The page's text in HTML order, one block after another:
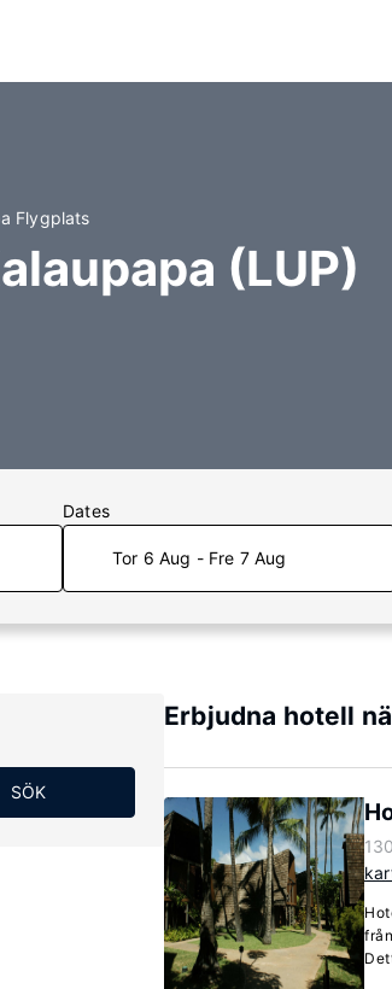
Flygplats
(LUP)
Dates
Tor 6 Aug - Fre 7 Aug
SÖK
Erbjudna hotell